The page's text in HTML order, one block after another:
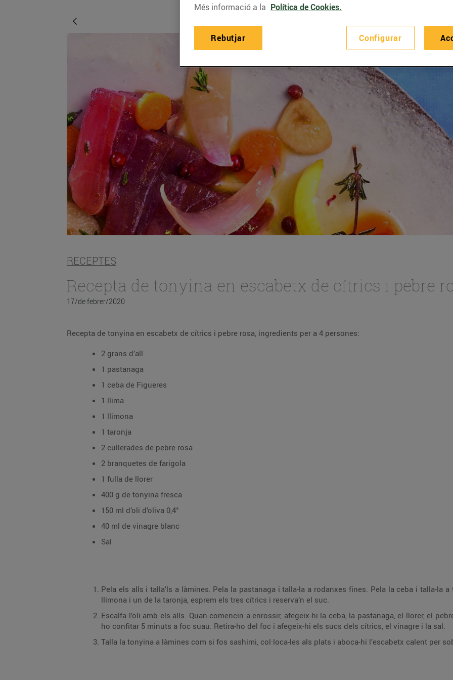
RECEPTES
Recepta de tonyina en escabetx de cítrics i pebre
17/de febrer/2020
Recepta de tonyina en escabetx de cítrics i pebre rosa, ingredients per a 4 persones:
2 grans d’all
1 pastanaga
1 ceba de Figueres
1 llima
1 llimona
1 taronja
2 cullerades de pebre rosa
2 branquetes de farigola
1 fulla de llorer
400 g de tonyina fresca
150 ml d’oli d’oliva 0,4°
40 ml de vinagre blanc
Sal
Pela els alls i talla’ls a làmines. Pela la pastanaga i talla-la a rodanxes fines. Pela la ceba i talla-la a tires. Treu un tros de pell de la llima, un de la
llimona i un de la taronja, esprem els tres cítrics i reserva’n el suc.
Escalfa l’oli amb els alls. Quan comencin a enrossir, afegeix-hi la ceba, la pastanaga, el llorer, el pebre rosa, la farigola i les pells dels cítrics. Deixa-
ho confitar 5 minuts a foc suau. Retira-ho del foc i afegeix-hi els sucs dels cítrics, el vinagre i la sal.
Talla la tonyina a làmines com si fos sashimi, col·loca-les als plats i aboca-hi
Més informació a la Política de Cookies.
Configurar
Rebutjar